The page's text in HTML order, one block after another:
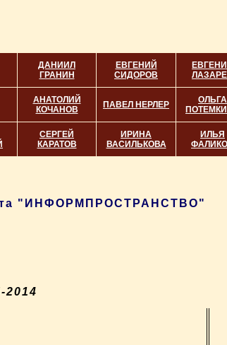
ДАНИИЛ
ГРАНИН
ЕВГЕНИЙ
СИДОРОВ
АНАТОЛИЙ
КОЧАНОВ
ПАВЕЛ НЕРЛЕР
ОЛЬГА
СЕРГЕЙ
КАРАТОВ
ИРИНА
ВАСИЛЬКОВА
ИЛЬЯ
"ИНФОРМПРОСТРАНСТВО"